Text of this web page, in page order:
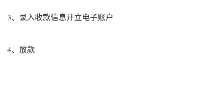
3、录入收款信息开立电子账户
4、放款